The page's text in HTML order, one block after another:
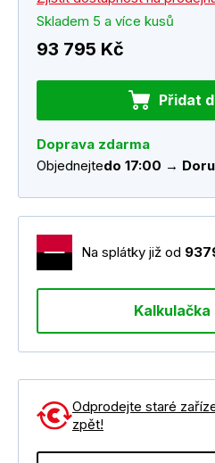
Skladem 5 a více kusů
93 795 Kč
Přidat
Doprava zdarma
Objednejtedo 17:00 →
Na splátky již od
Odprodejte staré
zpět!